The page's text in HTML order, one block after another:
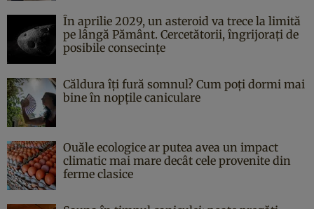
În aprilie 2029, un asteroid va trece la limită
pe lângă Pământ. Cercetătorii, îngrijorați de
posibile consecințe
Căldura îți fură somnul? Cum poți dormi mai
bine în nopțile caniculare
Ouăle ecologice ar putea avea un impact
climatic mai mare decât cele provenite din
ferme clasice